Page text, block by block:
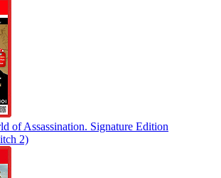
of Assassination. Signature Edition
2)